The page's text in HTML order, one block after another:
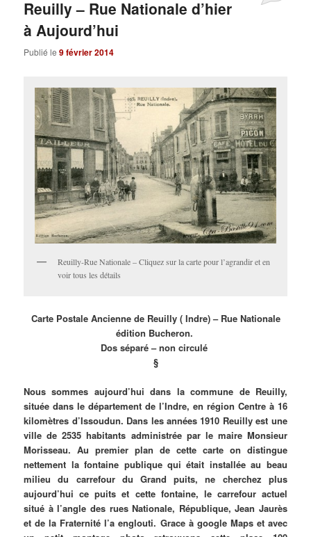
Reuilly – Rue Nationale d’hier
à Aujourd’hui
Publié le9 février 2014
Reuilly-Rue Nationale – Cliquez sur la carte pour l’agrandir et en
voir tous les détails
Carte Postale Ancienne de Reuilly ( Indre) – Rue Nationale
édition Bucheron.
Dos séparé – non circulé
§
Nous sommes aujourd’hui dans la commune de Reuilly,
située dans le département de l’Indre, en région Centre à 16
kilomètres d’Issoudun. Dans les années 1910 Reuilly est une
ville de 2535 habitants administrée par le maire Monsieur
Morisseau. Au premier plan de cette carte on distingue
nettement la fontaine publique qui était installée au beau
milieu du carrefour du Grand puits, ne cherchez plus
aujourd’hui ce puits et cette fontaine, le carrefour actuel
situé à l’angle des rues Nationale, République, Jean Jaurès
et de la Fraternité l’a englouti. Grace à google Maps et avec